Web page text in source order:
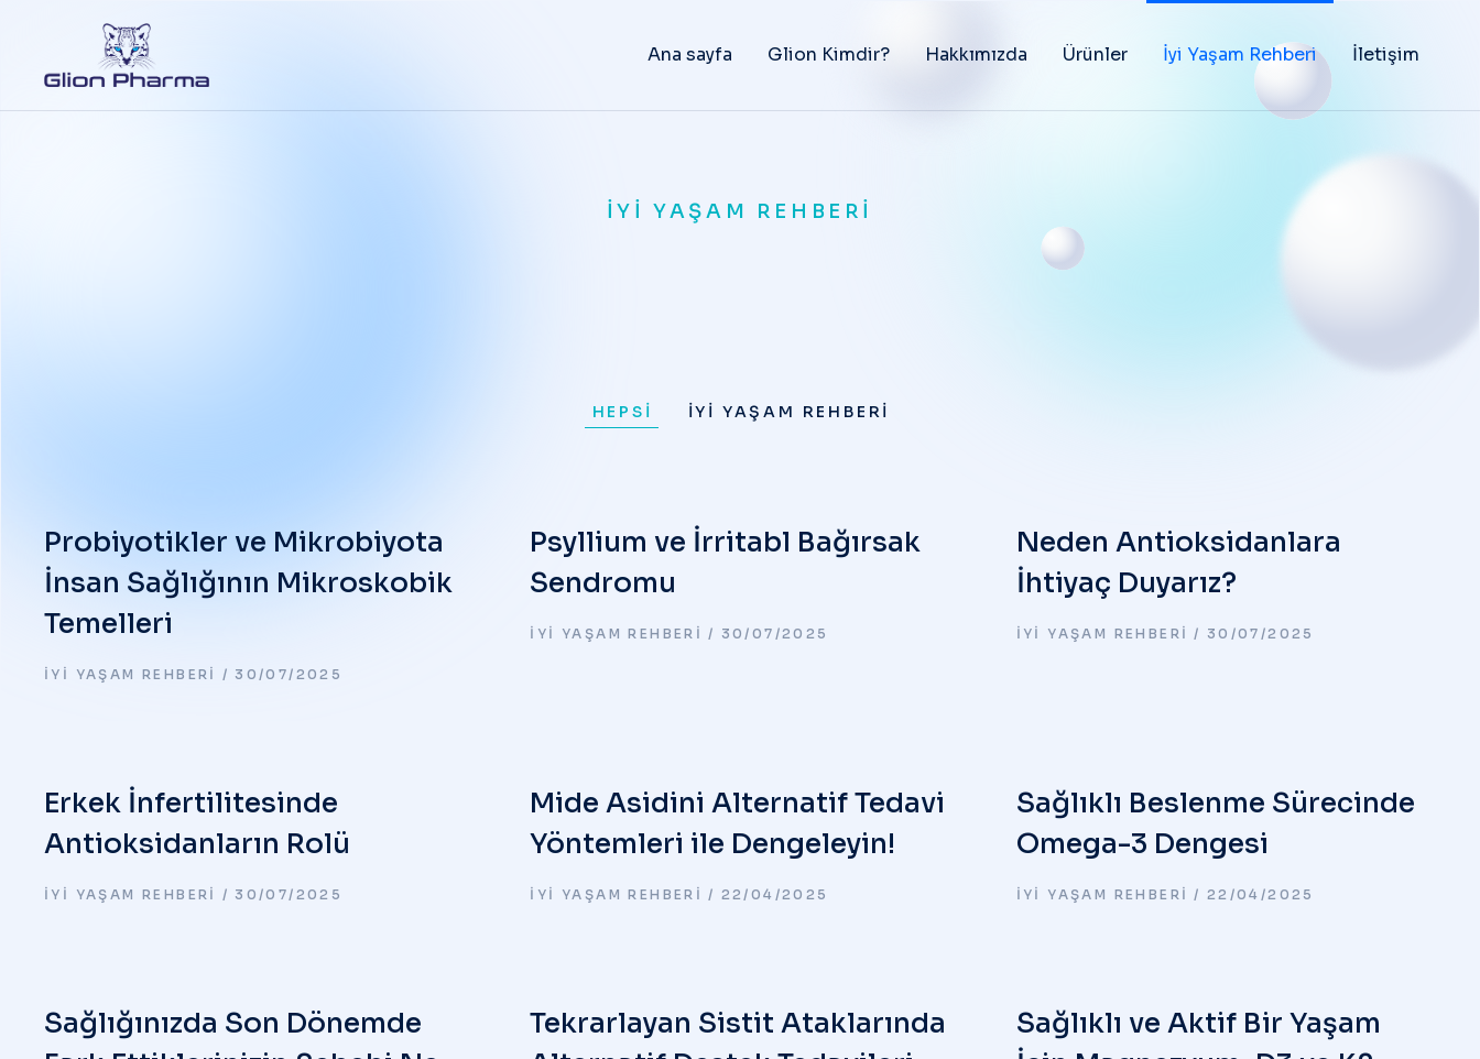
Ana sayfa Glion Kimdir? Hakkımızda Ürünler İyi Yaşam Rehberi İletişim
İYI YAŞAM REHBERI
HEPSI İYI YAŞAM REHBERI
Probiyotikler ve Mikrobiyota
İnsan Sağlığının Mikroskobik
Temelleri
İYI YAŞAM REHBERI 30/07/2025
Psyllium ve İrritabl Bağırsak
Sendromu
İYI YAŞAM REHBERI 30/07/2025
Neden Antioksidanlara
İhtiyaç Duyarız?
İYI YAŞAM REHBERI 30/07/2025
Erkek İnfertilitesinde
Antioksidanların Rolü
İYI YAŞAM REHBERI 30/07/2025
Mide Asidini Alternatif Tedavi
Yöntemleri ile Dengeleyin!
İYI YAŞAM REHBERI 22/04/2025
Sağlıklı Beslenme Sürecinde
Omega-3 Dengesi
İYI YAŞAM REHBERI 22/04/2025
Sağlığınızda Son Dönemde
Tekrarlayan Sistit Ataklarında
Sağlıklı ve Aktif Bir Yaşam